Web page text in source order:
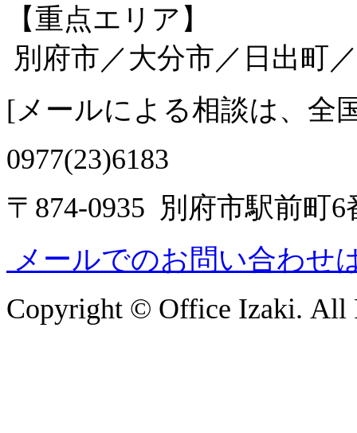
【重点エリア】
別府市／大分市／日出町
[メールによる相談は、全
0977(23)6183
〒874-0935 別府市駅前町
メールでのお問い合わせ
Copyright © Office Izaki. All